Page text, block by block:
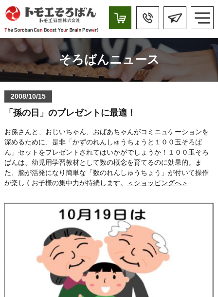
そろばんニュース
2008/10/15
「孫の日」のプレゼントに最適！
お孫さんと、おじいちゃん、おばあちゃんがコミニュケーションを
深めるために、是非「かずのれんしゅうちょうと１００玉そろば
ん」セットをプレゼントされてはいかがでしょうか！１００玉そろ
ばんは、幼児用学習教材として数の概念を育てるのに効果的。ま
た、脳が活発になり簡単な「数のれんしゅうちょう」が付いて操作
が楽しくお子様の集中力が持続します。
＜ショッピングへ＞